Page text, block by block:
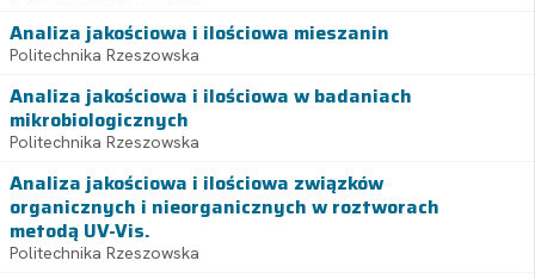
Analiza jakościowa i ilościowa mieszanin
Politechnika Rzeszowska
Analiza jakościowa i ilościowa w badaniach
mikrobiologicznych
Politechnika Rzeszowska
Analiza jakościowa i ilościowa związków
organicznych i nieorganicznych w roztworach
metodą UV-Vis.
Politechnika Rzeszowska